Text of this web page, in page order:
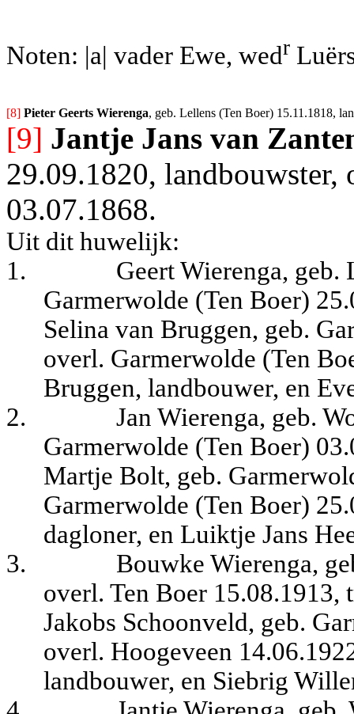
Noten: |a| vader Ewe, wedr
[8] Pieter Geerts Wierenga, geb. Lellens (Ten Boer) 15.11.1818,
[9] Jantje Jans van
29.09.1820,
03.07.1868.
Uit dit huwelijk:
1.
Geert Wierenga,
Garmerwolde (Ten Boer)
Selina van Bruggen, geb.
overl. Garmerwolde (Ten
Bruggen, landbouwer, en
2.
Jan Wierenga, geb.
Garmerwolde (Ten Boer)
Martje Bolt, geb.
Garmerwolde (Ten Boer)
dagloner, en Luiktje Jans
3.
Bouwke Wierenga,
overl. Ten Boer 15.08.1913,
Jakobs Schoonveld, geb.
overl. Hoogeveen
landbouwer, en Siebrig